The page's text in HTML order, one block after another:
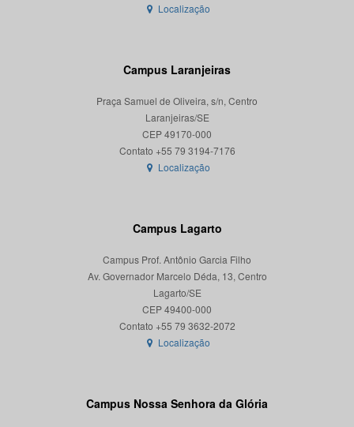
Localização
Campus Laranjeiras
Praça Samuel de Oliveira, s/n, Centro
Laranjeiras/SE
CEP 49170-000
Localização
Campus Lagarto
Campus Prof. Antônio Garcia Filho
Av. Governador Marcelo Déda, 13, Centro
Lagarto/SE
CEP 49400-000
Localização
Campus Nossa Senhora da Glória